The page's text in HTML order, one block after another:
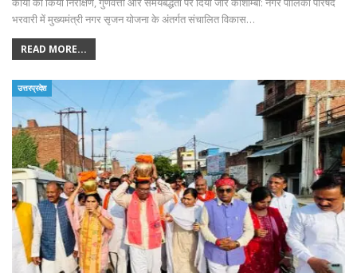
भरवारी में मुख्यमंत्री नगर सृजन योजना के अंतर्गत संचालित विकास…
READ MORE...
उत्तरप्रदेश